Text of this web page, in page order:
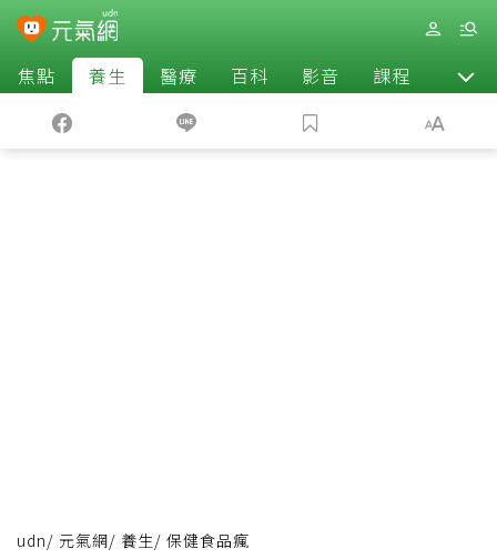
焦點 養生 醫療 百科 影音 課程 退休
udn/ 元氣網/ 養生/ 保健食品瘋